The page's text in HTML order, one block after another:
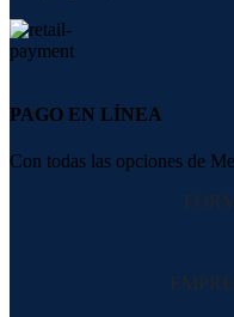
PAGO EN LÍNEA
Con todas las opciones de